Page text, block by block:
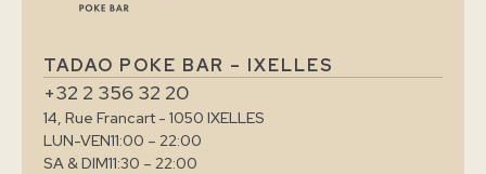
TADAO POKE BAR – IXELLES
+32 2 356 32 20
14, Rue Francart - 1050 IXELLES
LUN-VEN11:00 – 22:00
SA & DIM11:30 – 22:00